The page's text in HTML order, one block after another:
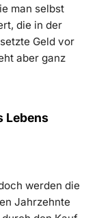
man selbst
die in der
Geld vor
aber ganz
Lebens
werden die
Jahrzehnte